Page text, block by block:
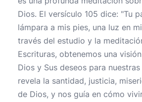
Dios. El versículo 105 dice: "Tu
lámpara a mis pies, una luz en
través del estudio y la
Escrituras, obtenemos una
Dios y Sus deseos para
revela la santidad, justicia,
de Dios, y nos guía en cómo